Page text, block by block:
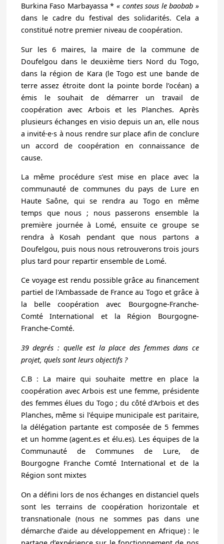
Burkina Faso Marbayassa *« contes sous le baobab »
dans le cadre du festival des solidarités. Cela a
constitué notre premier niveau de coopération.
Sur les 6 maires, la maire de la commune de
Doufelgou dans le deuxième tiers Nord du Togo,
dans la région de Kara (le Togo est une bande de
terre assez étroite dont la pointe borde l’océan) a
émis le souhait de démarrer un travail de
coopération avec Arbois et les Planches. Après
plusieurs échanges en visio depuis un an, elle nous
a invité·e·s à nous rendre sur place afin de conclure
un accord de coopération en connaissance de
cause.
La même procédure s’est mise en place avec la
communauté de communes du pays de Lure en
Haute Saône, qui se rendra au Togo en même
temps que nous ; nous passerons ensemble la
première journée à Lomé, ensuite ce groupe se
rendra à Kosah pendant que nous partons a
Doufelgou, puis nous nous retrouverons trois jours
plus tard pour repartir ensemble de Lomé.
Ce voyage est rendu possible grâce au financement
partiel de l'Ambassade de France au Togo et grâce à
la belle coopération avec Bourgogne-Franche-
Comté International et la Région Bourgogne-
Franche-Comté.
39 degrés : quelle est la place des femmes dans ce
projet, quels sont leurs objectifs ?
C.B : La maire qui souhaite mettre en place la
coopération avec Arbois est une femme, présidente
des femmes élues du Togo ; du côté d’Arbois et des
Planches, même si l’équipe municipale est paritaire,
la délégation partante est composée de 5 femmes
et un homme (agent.es et élu.es). Les équipes de la
Communauté de Communes de Lure, de
Bourgogne Franche Comté International et de la
Région sont mixtes
On a défini lors de nos échanges en distanciel quels
sont les terrains de coopération horizontale et
transnationale (nous ne sommes pas dans une
démarche d’aide au développement en Afrique) : le